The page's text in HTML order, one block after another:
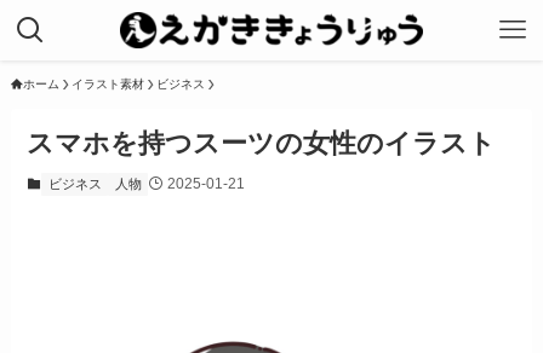
ホーム イラスト素材 ビジネス
スマホを持つスーツの女性のイラスト
ビジネス 人物 2025-01-21